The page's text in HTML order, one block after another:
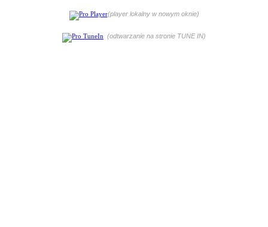
(player lokalny w nowym oknie)
(odtwarzanie na stronie TUNE IN)